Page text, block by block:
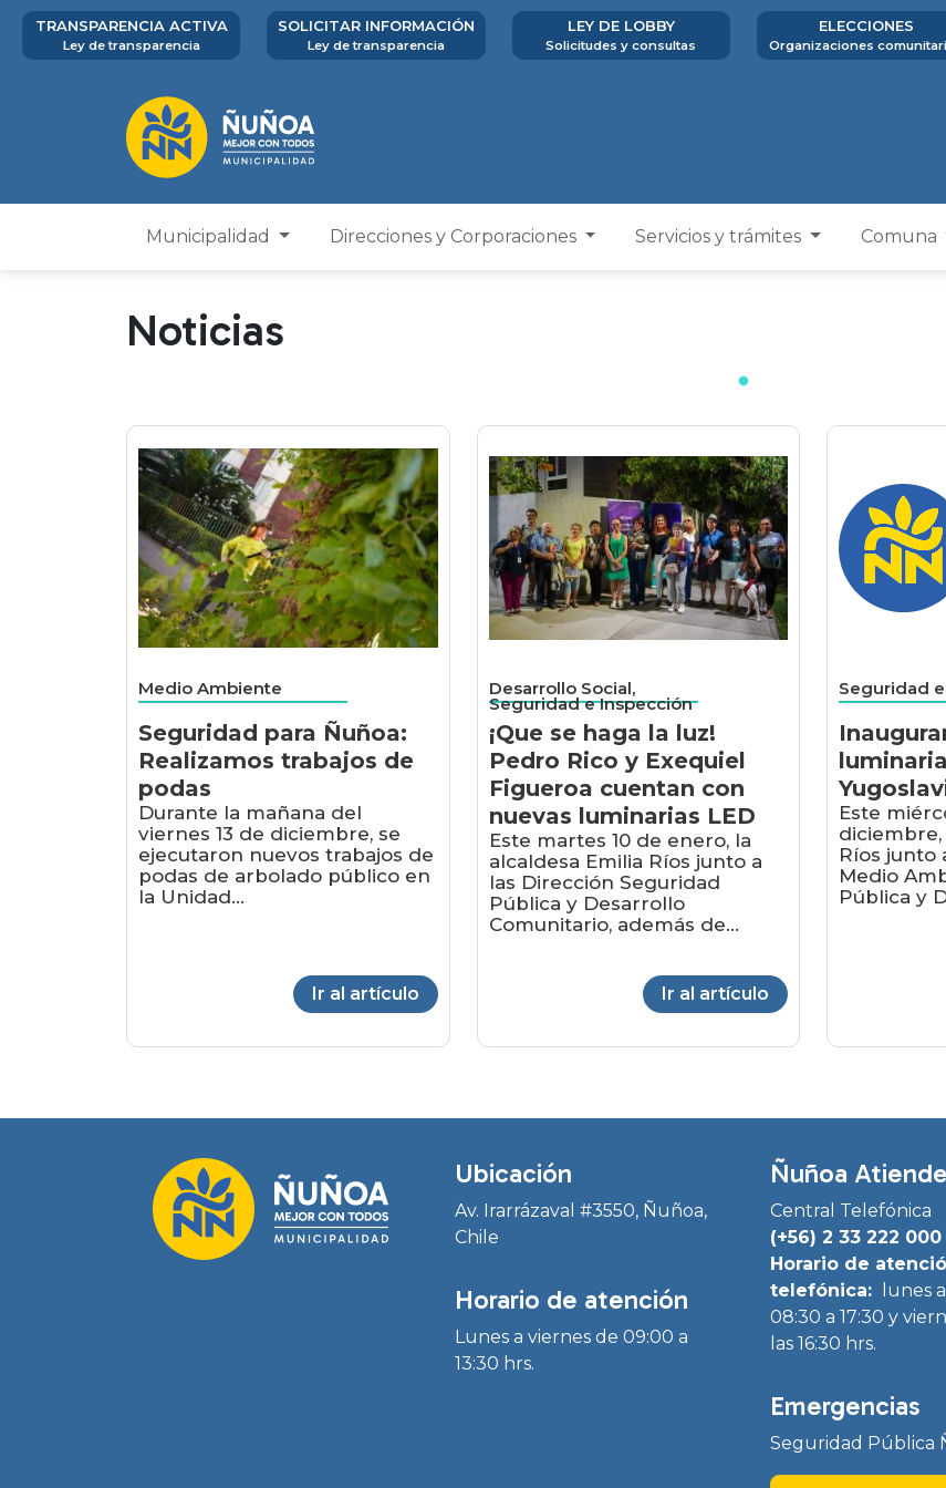
TRANSPARENCIA ACTIVA
Ley de transparencia
SOLICITAR INFORMACIÓN
Ley de transparencia
LEY DE LOBBY
Solicitudes y consultas
ELECCIONES
Organizaciones
Municipalidad Direcciones y Corporaciones Servicios y trámites Comuna
Noticias
Medio Ambiente
Seguridad para Ñuñoa:
Realizamos trabajos de
podas
Durante la mañana del
viernes 13 de diciembre, se
ejecutaron nuevos trabajos de
podas de arbolado público en
la Unidad...
Ir al artículo
Desarrollo Social,
Seguridad e Inspección
¡Que se haga la luz!
Pedro Rico y Exequiel
Figueroa cuentan con
nuevas luminarias LED
Este martes 10 de enero, la
alcaldesa Emilia Ríos junto a
las Dirección Seguridad
Pública y Desarrollo
Comunitario, además de...
Ir al artículo
Seguridad
Este
diciembre,
Ríos junto
Medio
Pública y
Ubicación
Av. Irarrázaval #3550, Ñuñoa,
Chile
Horario de atención
Lunes a viernes de 09:00 a
13:30 hrs.
Ñuñoa Atiende
Central Telefónica
(+56) 2 33 222 000
Horario de
telefónica:
lunes
08:30 a 17:30 y
las 16:30 hrs.
Emergencias
Seguridad Pública